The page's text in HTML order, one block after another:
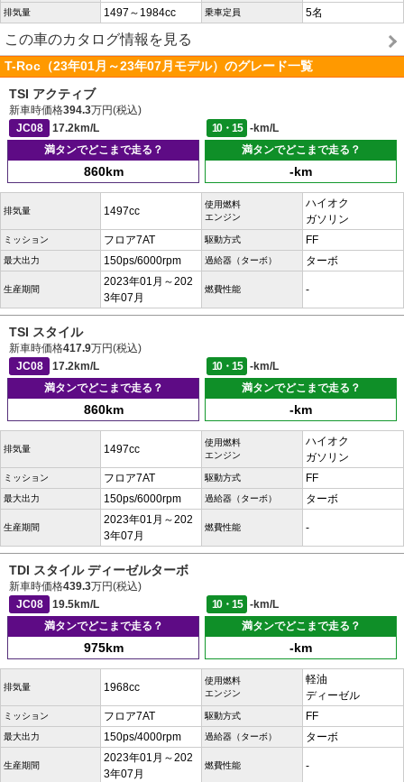
排気量 1497～1984cc 乗車定員 5名
この車のカタログ情報を見る
T-Roc（23年01月～23年07月モデル）のグレード一覧
TSI アクティブ
新車時価格394.3万円(税込)
JC08
17.2km/L 10・15
-km/L
満タンでどこまで走る？
860km
満タンでどこまで走る？
-km
排気量 1497cc
使用燃料
エンジン
ハイオク
ガソリン
ミッション フロア7AT 駆動方式 FF
最大出力 150ps/6000rpm 過給器（ターボ） ターボ
生産期間
2023年01月～202
3年07月
燃費性能 -
TSI スタイル
新車時価格417.9万円(税込)
JC08
17.2km/L 10・15
-km/L
満タンでどこまで走る？
860km
満タンでどこまで走る？
-km
排気量 1497cc
使用燃料
エンジン
ハイオク
ガソリン
ミッション フロア7AT 駆動方式 FF
最大出力 150ps/6000rpm 過給器（ターボ） ターボ
生産期間
2023年01月～202
3年07月
燃費性能 -
TDI スタイル ディーゼルターボ
新車時価格439.3万円(税込)
JC08
19.5km/L 10・15
-km/L
満タンでどこまで走る？
975km
満タンでどこまで走る？
-km
排気量 1968cc
使用燃料
エンジン
軽油
ディーゼル
ミッション フロア7AT 駆動方式 FF
最大出力 150ps/4000rpm 過給器（ターボ） ターボ
生産期間
2023年01月～202
3年07月
燃費性能 -